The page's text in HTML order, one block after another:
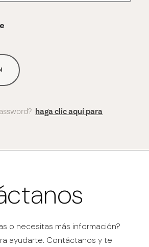
haga clic aquí para
o necesitas más información?
ayudarte. Contáctanos y te